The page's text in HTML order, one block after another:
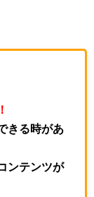
きる時があ
ンテンツが